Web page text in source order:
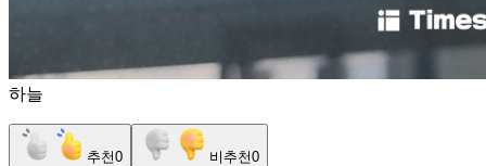
하늘
추천0 비추천0